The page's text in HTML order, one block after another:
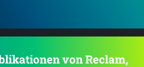
von Reclam,